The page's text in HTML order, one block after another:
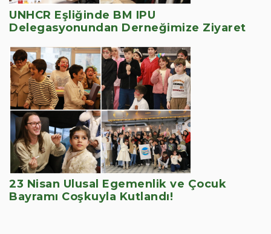
UNHCR Eşliğinde BM IPU
Delegasyonundan Derneğimize Ziyaret
23 Nisan Ulusal Egemenlik ve Çocuk
Bayramı Coşkuyla Kutlandı!